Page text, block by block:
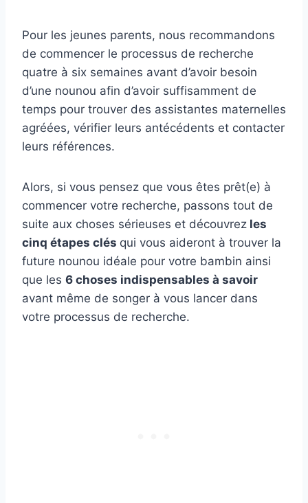
Pour les jeunes parents, nous recommandons
de commencer le processus de recherche
quatre à six semaines avant d’avoir besoin
d’une nounou afin d’avoir suffisamment de
temps pour trouver des assistantes maternelles
agréées, vérifier leurs antécédents et contacter
leurs références.
Alors, si vous pensez que vous êtes prêt(e) à
commencer votre recherche, passons tout de
suite aux choses sérieuses et découvrez les
cinq étapes clés qui vous aideront à trouver la
future nounou idéale pour votre bambin ainsi
que les 6 choses indispensables à savoir
avant même de songer à vous lancer dans
votre processus de recherche.